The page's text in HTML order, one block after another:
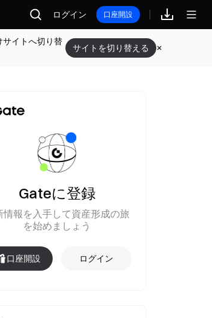
報酬 ログイン 口座開設
サイトへ切り替
サイトを切り替える
ました
Gateに登録
情報を入手して資産形成の旅
を始めましょう
口座開設 ログイン